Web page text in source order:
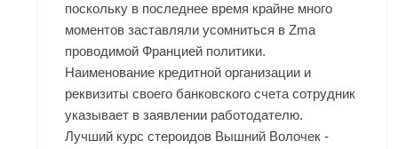
поскольку в последнее время крайне много
моментов заставляли усомниться вZma
проводимой Францией политики.
Наименование кредитной организации и
реквизиты своего банковского счета сотрудник
указывает в заявлении работодателю.
Лучший курс стероидов Вышний Волочек -